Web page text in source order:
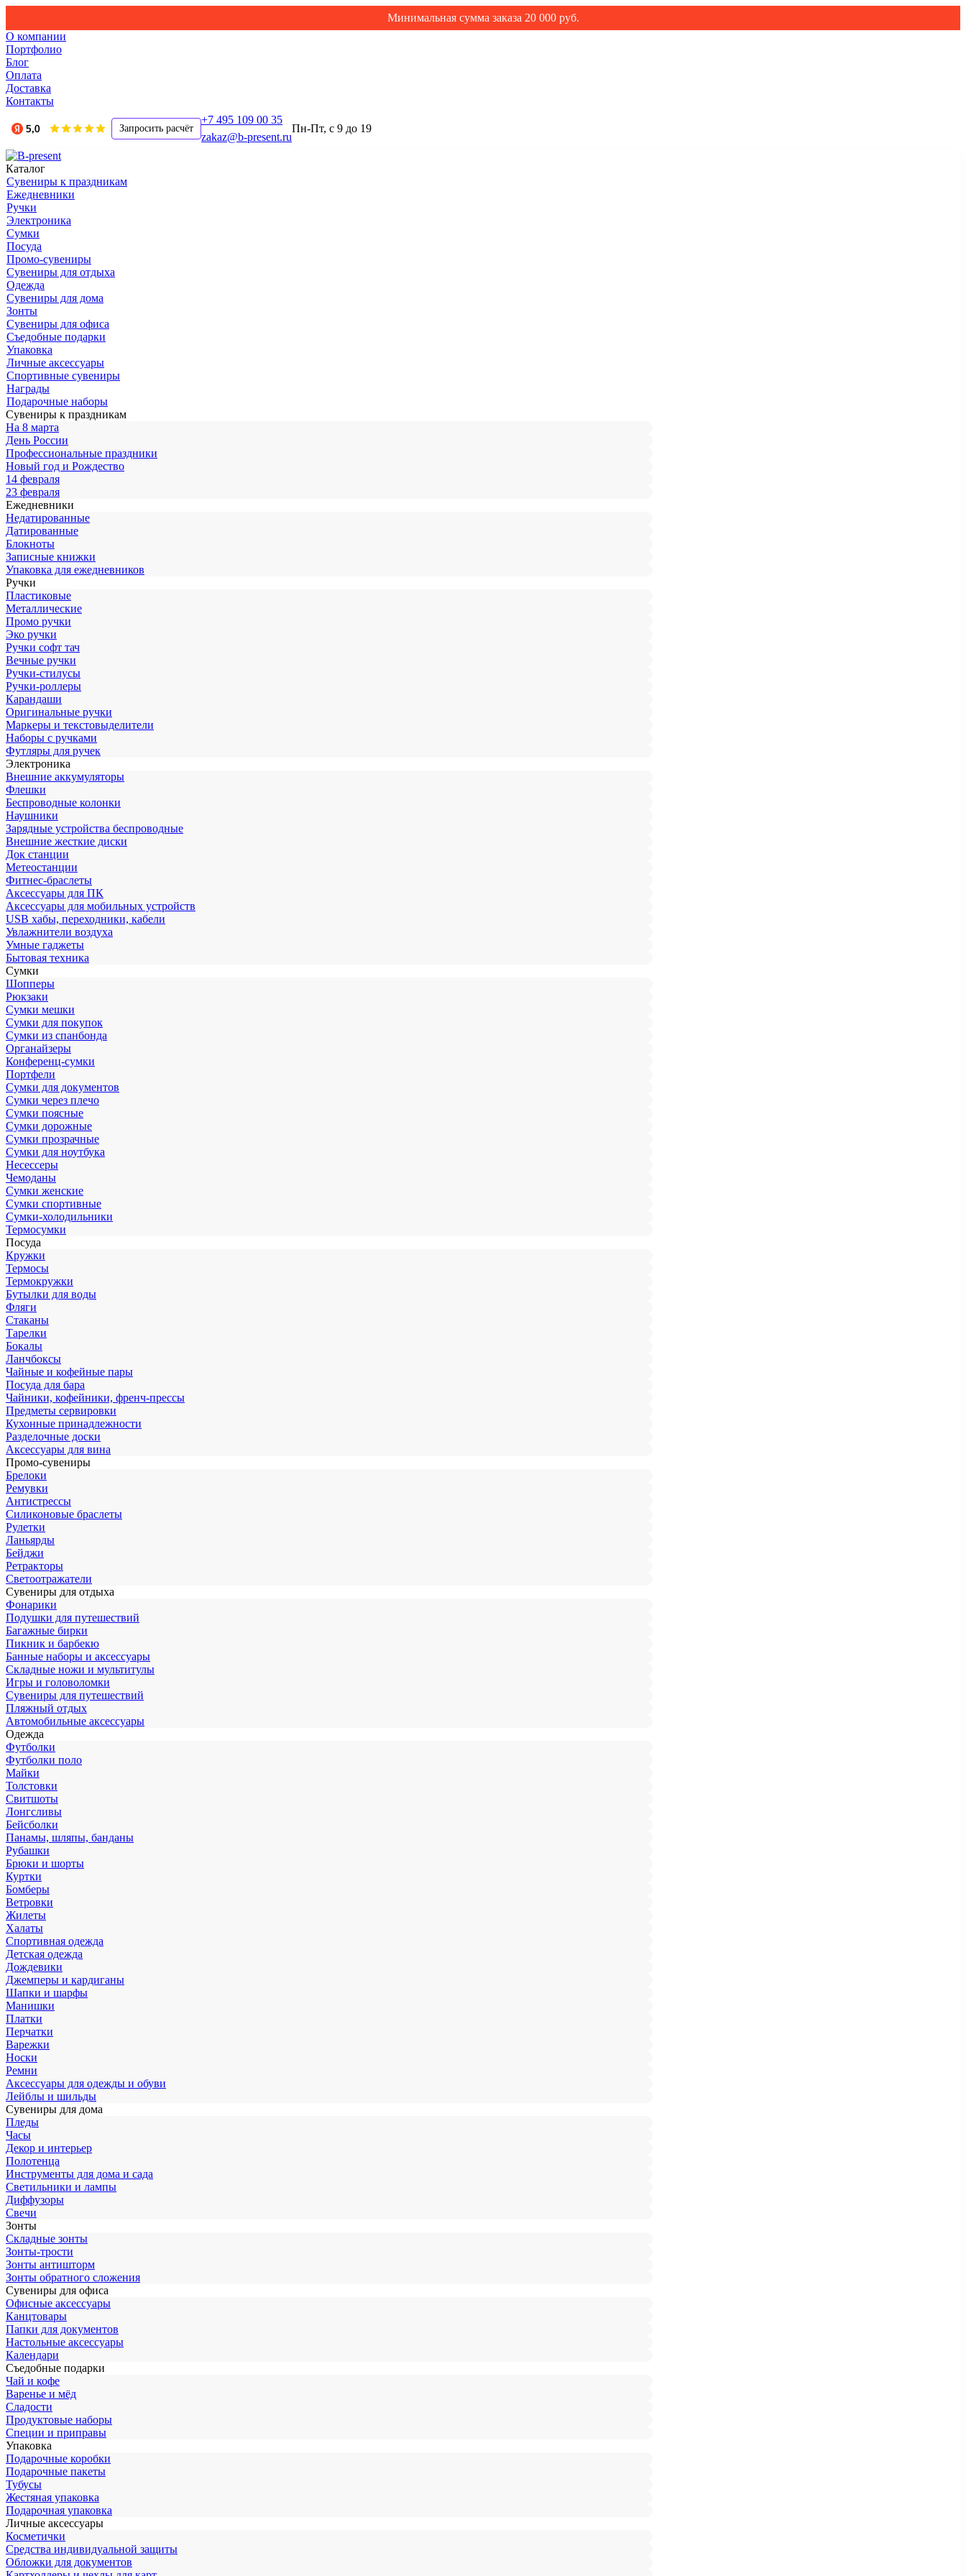
Минимальная сумма заказа 20 000 руб.
О компании
Портфолио
Блог
Оплата
Доставка
Контакты
Запросить расчёт
+7 495 109 00 35
zakaz@b-present.ru
Пн-Пт, с 9 до 19
Каталог
Сувениры к праздникам
Ежедневники
Ручки
Электроника
Сумки
Посуда
Промо-сувениры
Сувениры для отдыха
Одежда
Сувениры для дома
Зонты
Сувениры для офиса
Съедобные подарки
Упаковка
Личные аксессуары
Спортивные сувениры
Награды
Подарочные наборы
Сувениры к праздникам
На 8 марта
День России
Профессиональные праздники
Новый год и Рождество
14 февраля
23 февраля
Ежедневники
Недатированные
Датированные
Блокноты
Записные книжки
Упаковка для ежедневников
Ручки
Пластиковые
Металлические
Промо ручки
Эко ручки
Ручки софт тач
Вечные ручки
Ручки-стилусы
Ручки-роллеры
Карандаши
Оригинальные ручки
Маркеры и текстовыделители
Наборы с ручками
Футляры для ручек
Электроника
Внешние аккумуляторы
Флешки
Беспроводные колонки
Наушники
Зарядные устройства беспроводные
Внешние жесткие диски
Док станции
Метеостанции
Фитнес-браслеты
Аксессуары для ПК
Аксессуары для мобильных устройств
USB хабы, переходники, кабели
Увлажнители воздуха
Умные гаджеты
Бытовая техника
Сумки
Шопперы
Рюкзаки
Сумки мешки
Сумки для покупок
Сумки из спанбонда
Органайзеры
Конференц-сумки
Портфели
Сумки для документов
Сумки через плечо
Сумки поясные
Сумки дорожные
Сумки прозрачные
Сумки для ноутбука
Несессеры
Чемоданы
Сумки женские
Сумки спортивные
Сумки-холодильники
Термосумки
Посуда
Кружки
Термосы
Термокружки
Бутылки для воды
Фляги
Стаканы
Тарелки
Бокалы
Ланчбоксы
Чайные и кофейные пары
Посуда для бара
Чайники, кофейники, френч-прессы
Предметы сервировки
Кухонные принадлежности
Разделочные доски
Аксессуары для вина
Промо-сувениры
Брелоки
Ремувки
Антистрессы
Силиконовые браслеты
Рулетки
Ланьярды
Бейджи
Ретракторы
Светоотражатели
Сувениры для отдыха
Фонарики
Подушки для путешествий
Багажные бирки
Пикник и барбекю
Банные наборы и аксессуары
Складные ножи и мультитулы
Игры и головоломки
Сувениры для путешествий
Пляжный отдых
Автомобильные аксессуары
Одежда
Футболки
Футболки поло
Майки
Толстовки
Свитшоты
Лонгсливы
Бейсболки
Панамы, шляпы, банданы
Рубашки
Брюки и шорты
Куртки
Бомберы
Ветровки
Жилеты
Халаты
Спортивная одежда
Детская одежда
Дождевики
Джемперы и кардиганы
Шапки и шарфы
Манишки
Платки
Перчатки
Варежки
Носки
Ремни
Аксессуары для одежды и обуви
Лейблы и шильды
Сувениры для дома
Пледы
Часы
Декор и интерьер
Полотенца
Инструменты для дома и сада
Светильники и лампы
Диффузоры
Свечи
Зонты
Складные зонты
Зонты-трости
Зонты антишторм
Зонты обратного сложения
Сувениры для офиса
Офисные аксессуары
Канцтовары
Папки для документов
Настольные аксессуары
Календари
Съедобные подарки
Чай и кофе
Варенье и мёд
Сладости
Продуктовые наборы
Специи и приправы
Упаковка
Подарочные коробки
Подарочные пакеты
Тубусы
Жестяная упаковка
Подарочная упаковка
Личные аксессуары
Косметички
Средства индивидуальной защиты
Обложки для документов